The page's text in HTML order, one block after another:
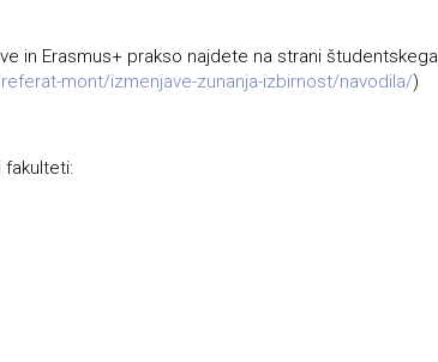
in Erasmus+ prakso najdete na strani študentskega
mont/izmenjave-zunanja-izbirnost/navodila/)
fakulteti: